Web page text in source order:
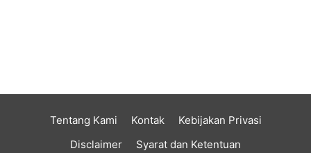
Tentang Kami Kontak
Kebijakan Privasi
Disclaimer
Syarat dan Ketentuan